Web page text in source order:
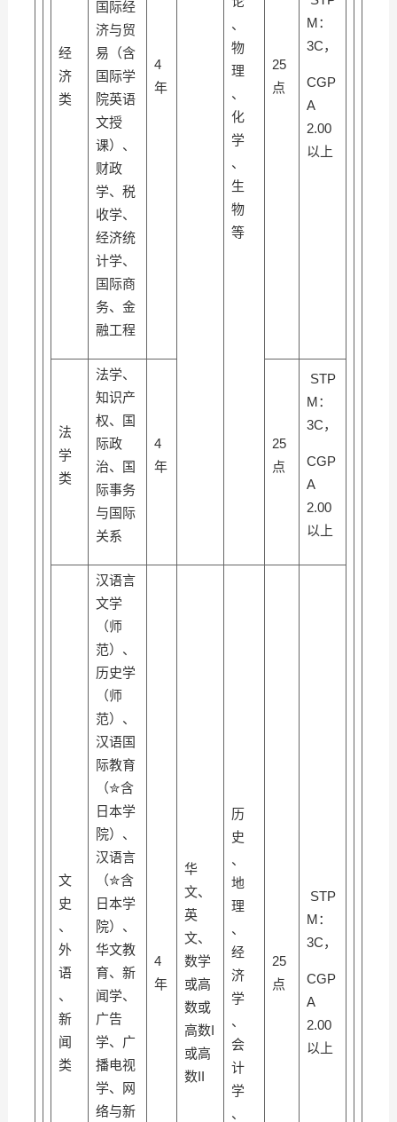
、
物
理
、
化
学
、
生
物
等
经
济
类
国际经
济与贸
易（含
国际学
院英语
文授
课）、
财政
学、税
收学、
经济统
计学、
国际商
务、金
融工程
4
年
25
点
M：
3C，
CGP
A
2.00
以上
法
学
类
法学、
知识产
权、国
际政
治、国
际事务
与国际
关系
4
年
25
点
STP
M：
3C，
CGP
A
2.00
以上
文
史
、
外
语
、
新
闻
类
汉语言
文学
（师
范）、
历史学
（师
范）、
汉语国
际教育
（✮含
日本学
院）、
汉语言
（✮含
日本学
院）、
华文教
育、新
闻学、
广告
学、广
播电视
学、网
络与新
4
年
华
文、
英
文、
数学
或高
数或
高数I
或高
数II
历
史
、
地
理
、
经
济
学
、
会
计
学
、
25
点
STP
M：
3C，
CGP
A
2.00
以上